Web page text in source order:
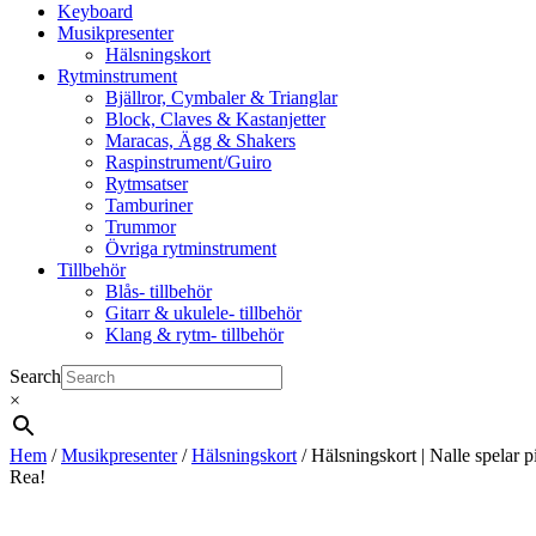
Keyboard
Musikpresenter
Hälsningskort
Rytminstrument
Bjällror, Cymbaler & Trianglar
Block, Claves & Kastanjetter
Maracas, Ägg & Shakers
Raspinstrument/Guiro
Rytmsatser
Tamburiner
Trummor
Övriga rytminstrument
Tillbehör
Blås- tillbehör
Gitarr & ukulele- tillbehör
Klang & rytm- tillbehör
Search
×
Hem /Musikpresenter/Hälsningskort / Hälsningskort | Nalle spelar
Rea!